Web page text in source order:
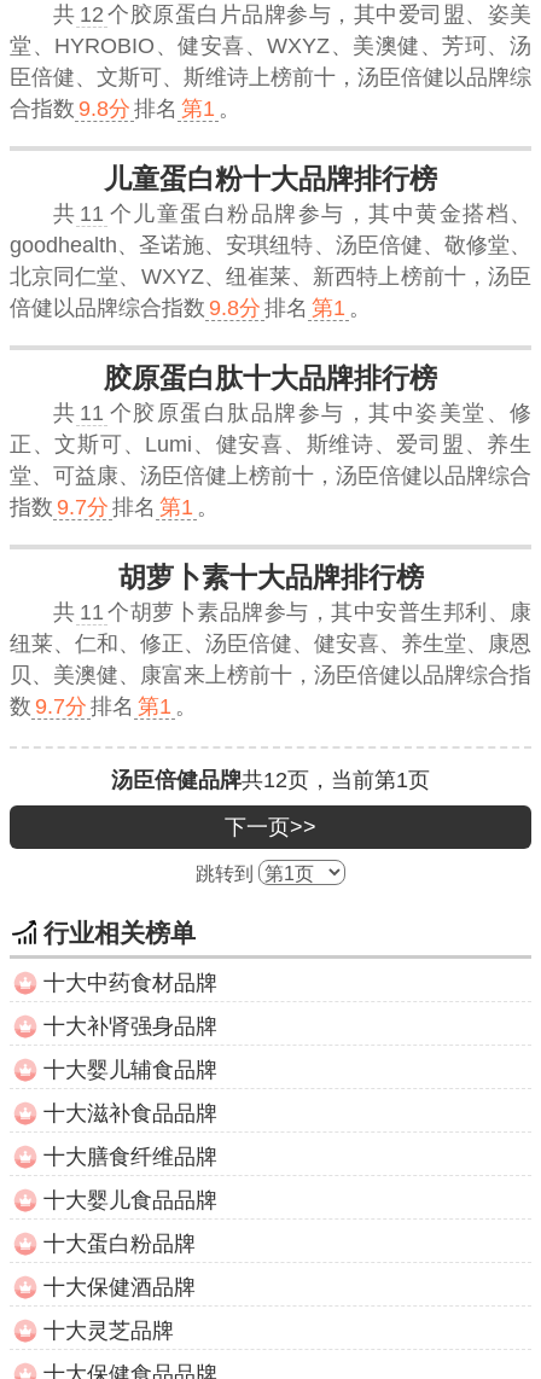
共 12 个胶原蛋白片品牌参与，其中爱司盟、姿美
堂、HYROBIO、健安喜、WXYZ、美澳健、芳珂、汤
臣倍健、文斯可、斯维诗上榜前十， 汤臣倍健 以品牌综
合指数 9.8分 排名 第1 。
儿童蛋白粉十大品牌排行榜
共 11 个儿童蛋白粉品牌参与，其中黄金搭档、
goodhealth、圣诺施、安琪纽特、汤臣倍健、敬修堂、
北京同仁堂、WXYZ、纽崔莱、新西特上榜前十， 汤臣
倍健 以品牌综合指数 9.8分 排名 第1 。
胶原蛋白肽十大品牌排行榜
共 11 个胶原蛋白肽品牌参与，其中姿美堂、修
正、文斯可、Lumi、健安喜、斯维诗、爱司盟、养生
堂、可益康、汤臣倍健上榜前十， 汤臣倍健 以品牌综合
指数 9.7分 排名 第1 。
胡萝卜素十大品牌排行榜
共 11 个胡萝卜素品牌参与，其中安普生邦利、康
纽莱、仁和、修正、汤臣倍健、健安喜、养生堂、康恩
贝、美澳健、康富来上榜前十， 汤臣倍健 以品牌综合指
数 9.7分 排名 第1 。
汤臣倍健品牌共12页，当前第1页
下一页>>
跳转到
行业相关榜单
十大中药食材品牌
十大补肾强身品牌
十大婴儿辅食品牌
十大滋补食品品牌
十大膳食纤维品牌
十大婴儿食品品牌
十大蛋白粉品牌
十大保健酒品牌
十大灵芝品牌
十大保健食品品牌